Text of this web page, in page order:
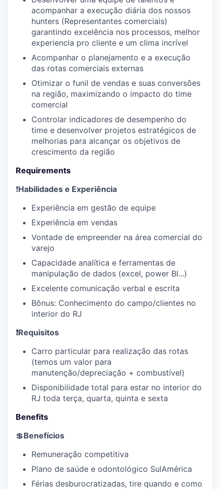
acompanhar a execução diária dos nossos
hunters (Representantes comerciais)
garantindo excelência nos processos, melhor
experiencia pro cliente e um clima incrível
Acompanhar o planejamento e a execução
das rotas comerciais externas
Otimizar o funil de vendas e suas conversões
na região, maximizando o impacto do time
comercial
Controlar indicadores de desempenho do
time e desenvolver projetos estratégicos de
melhorias para alcançar os objetivos de
crescimento da região
Requirements
❗Habilidades e Experiência
Experiência em gestão de equipe
Experiência em vendas
Vontade de empreender na área comercial do
varejo
Capacidade analítica e ferramentas de
manipulação de dados (excel, power BI...)
Excelente comunicação verbal e escrita
Bônus: Conhecimento do campo/clientes no
interior do RJ
❗Requisitos
Carro particular para realização das rotas
(temos um valor para
manutenção/depreciação + combustível)
Disponibilidade total para estar no interior do
RJ toda terça, quarta, quinta e sexta
Benefits
💲Benefícios
Remuneração competitiva
Plano de saúde e odontológico SulAmérica
Férias desburocratizadas, tire quando e como